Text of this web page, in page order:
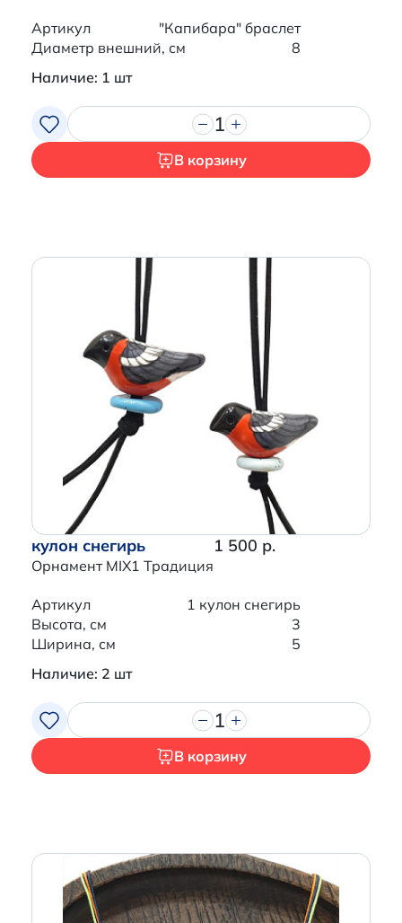
Артикул
"Капибара" браслет
Диаметр внешний, см
8
Наличие: 1 шт
1
В корзину
кулон снегирь
Орнамент MIX1 Традиция
1 500 р.
Артикул
1 кулон снегирь
Высота, см
3
Ширина, см
5
Наличие: 2 шт
1
В корзину